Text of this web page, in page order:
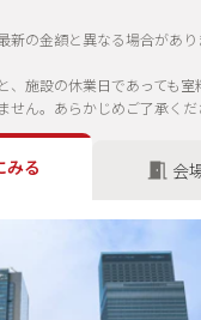
の金額と異なる場合があり
施設の休業日であっても室
せん。あらかじめご了承くだ
みる 会